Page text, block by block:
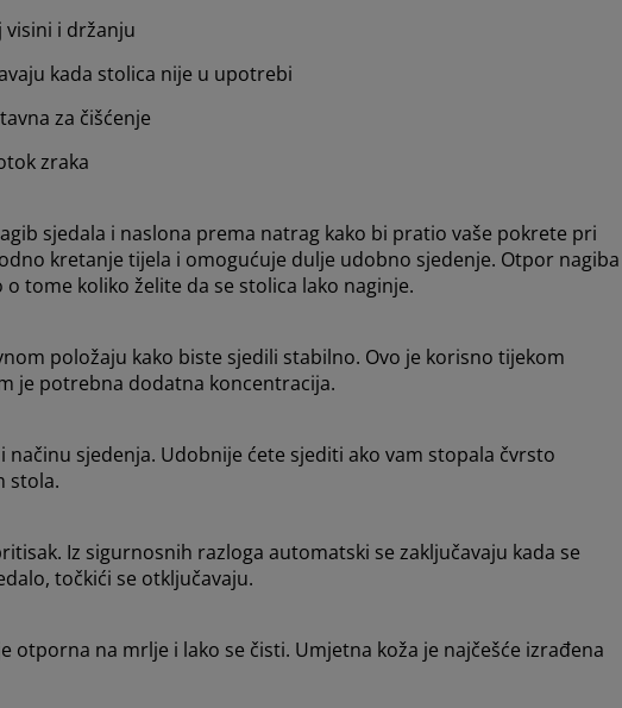
visini i držanju
kada stolica nije u upotrebi
za čišćenje
zraka
sjedala i naslona prema natrag kako bi pratio vaše pokrete pri
kretanje tijela i omogućuje dulje udobno sjedenje. Otpor nagiba
tome koliko želite da se stolica lako naginje.
položaju kako biste sjedili stabilno. Ovo je korisno tijekom
je potrebna dodatna koncentracija.
sjedenja. Udobnije ćete sjediti ako vam stopala čvrsto
stola.
Iz sigurnosnih razloga automatski se zaključavaju kada se
točkići se otključavaju.
otporna na mrlje i lako se čisti. Umjetna koža je najčešće izrađena